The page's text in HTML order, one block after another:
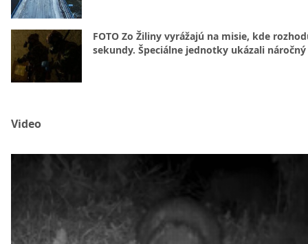
FOTO Zo Žiliny vyrážajú na misie, kde
sekundy. Špeciálne jednotky ukázali
Video